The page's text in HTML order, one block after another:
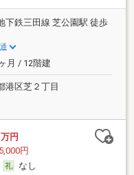
下鉄三田線 芝公園駅 徒歩
月 / 12階建
港区芝２丁目
万円
円
なし